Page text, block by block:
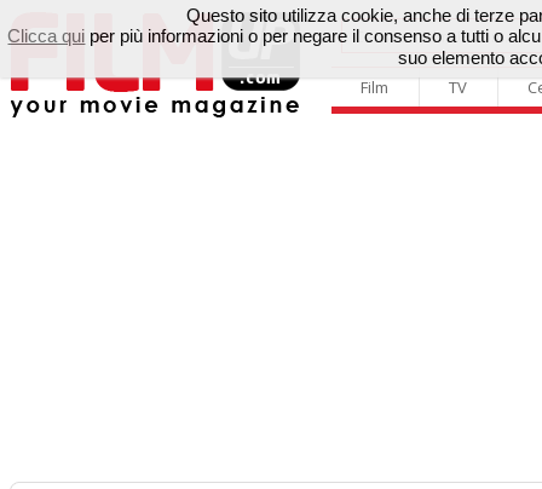
Film TV
Questo sito utilizza cookie, anche di terze
Clicca qui per più informazioni o per negare il consenso a tutti o
suo elemento